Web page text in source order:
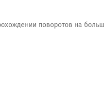
поворотов на